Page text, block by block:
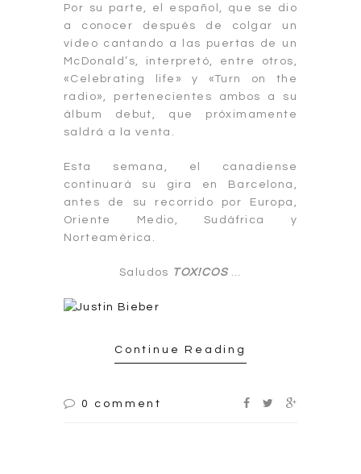
Por su parte, el español, que se dio
a conocer después de colgar un
vídeo cantando a las puertas de un
McDonald’s, interpretó, entre otros,
«Celebrating life» y «Turn on the
radio», pertenecientes ambos a su
álbum debut, que próximamente
saldrá a la venta.
Esta semana, el canadiense
continuará su gira en Barcelona,
antes de su recorrido por Europa,
Oriente Medio, Sudáfrica y
Norteamérica.
Saludos TOX!COS …
Continue Reading
0 comment